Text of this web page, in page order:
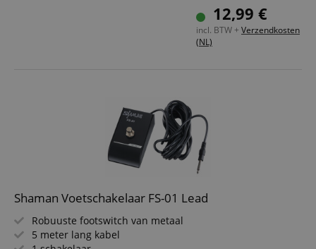
12,99 €
incl. BTW + Verzendkosten
(NL)
Shaman Voetschakelaar FS-01 Lead
Robuuste footswitch van metaal
5 meter lang kabel